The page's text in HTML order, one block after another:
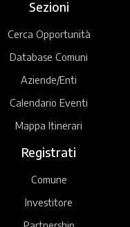
Sezioni
Cerca Opportunità
Database Comuni
Aziende/Enti
Calendario Eventi
Mappa Itinerari
Registrati
Comune
Investitore